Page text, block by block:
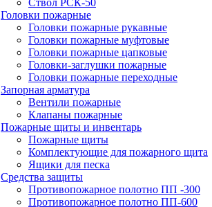
Ствол РСК-50
Головки пожарные
Головки пожарные рукавные
Головки пожарные муфтовые
Головки пожарные цапковые
Головки-заглушки пожарные
Головки пожарные переходные
Запорная арматура
Вентили пожарные
Клапаны пожарные
Пожарные щиты и инвентарь
Пожарные щиты
Комплектующие для пожарного щита
Ящики для песка
Средства защиты
Противопожарное полотно ПП -300
Противопожарное полотно ПП-600